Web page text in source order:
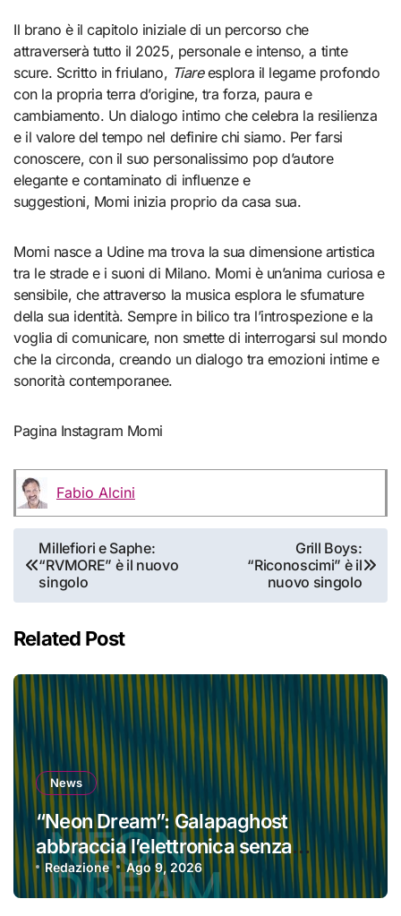
Il brano è il capitolo iniziale di un percorso che
attraverserà tutto il 2025, personale e intenso, a tinte
scure. Scritto in friulano, Tiareesplora il legame profondo
con la propria terra d’origine, tra forza, paura e
cambiamento. Un dialogo intimo che celebra la resilienza
e il valore del tempo nel definire chi siamo. Per farsi
conoscere, con il suo personalissimo pop d’autore
elegante e contaminato di influenze e
suggestioni, Momi inizia proprio da casa sua.
Momi nasce a Udine ma trova la sua dimensione artistica
tra le strade e i suoni di Milano. Momi è un’anima curiosa e
sensibile, che attraverso la musica esplora le sfumature
della sua identità. Sempre in bilico tra l’introspezione e la
voglia di comunicare, non smette di interrogarsi sul mondo
che la circonda, creando un dialogo tra emozioni intime e
sonorità contemporanee.
Pagina Instagram Momi
Fabio Alcini
Navigazione
articoli
Millefiori e Saphe:
“RVMORE” è il nuovo
singolo
Grill Boys:
“Riconoscimi” è il
nuovo singolo
Related Post
News
“Neon Dream”: Galapaghost
abbraccia l’elettronica senza
perdere la propria identità
Redazione Ago 9, 2026